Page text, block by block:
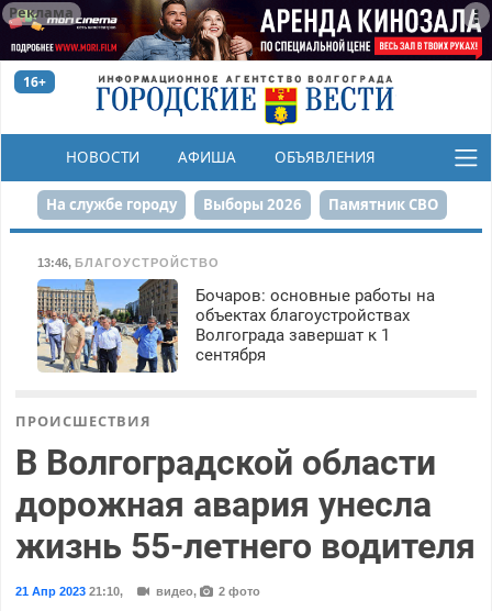
Реклама
16+
НОВОСТИ АФИША ОБЪЯВЛЕНИЯ
КОНКУРСЫ
На службе городу Выборы 2026 Памятник СВО
Сталинград в сердце
Набережная День Победы Реконструкция ЦПКиО
80-летие Победы Парк Героев-летчиков
13:46, БЛАГОУСТРОЙСТВО
Бочаров: основные работы на
объектах благоустройствах
Волгограда завершат к 1
сентября
ПРОИСШЕСТВИЯ
В Волгоградской области
дорожная авария унесла
жизнь 55-летнего водителя
21 Апр 202321:10, видео, 2 фото